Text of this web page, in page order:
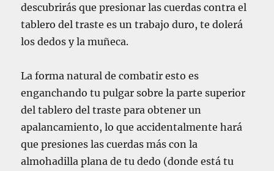
descubrirás que presionar las cuerdas contra el
tablero del traste es un trabajo duro, te dolerá
los dedos y la muñeca.
La forma natural de combatir esto es
enganchando tu pulgar sobre la parte superior
del tablero del traste para obtener un
apalancamiento, lo que accidentalmente hará
que presiones las cuerdas más con la
almohadilla plana de tu dedo (donde está tu